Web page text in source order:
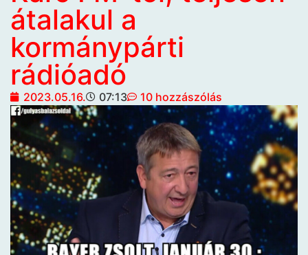
átalakul a
kormánypárti
rádióadó
2023.05.16. 07:13 10 hozzászólás